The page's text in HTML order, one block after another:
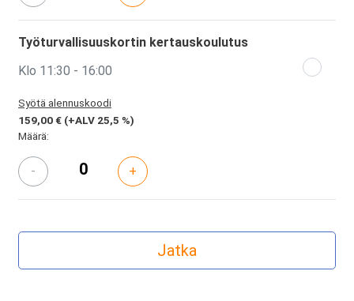
Työturvallisuuskortin kertauskoulutus
Klo 11:30 - 16:00
Syötä alennuskoodi
159,00 € (+ALV 25,5 %)
Määrä:
- +